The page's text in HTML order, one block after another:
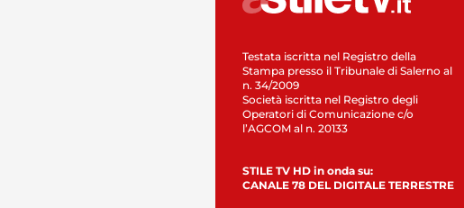
Testata iscritta nel Registro della
Stampa presso il Tribunale di Salerno al
n. 34/2009
Società iscritta nel Registro degli
Operatori di Comunicazione c/o
l’AGCOM al n. 20133
STILE TV HD in onda su:
CANALE 78 DEL DIGITALE TERRESTRE